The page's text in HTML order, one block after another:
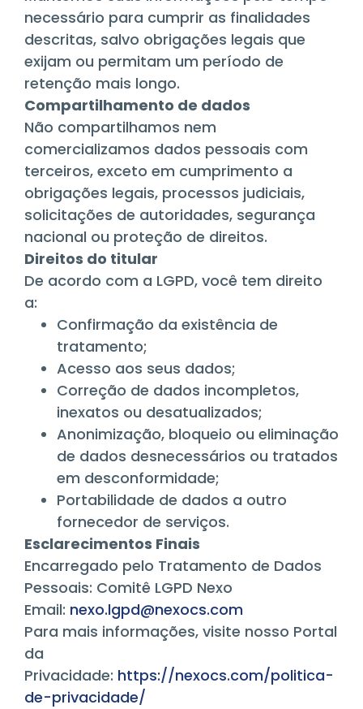
necessário para cumprir as finalidades
descritas, salvo obrigações legais que
exijam ou permitam um período de
retenção mais longo.
Compartilhamento de dados
Não compartilhamos nem
comercializamos dados pessoais com
terceiros, exceto em cumprimento a
obrigações legais, processos judiciais,
solicitações de autoridades, segurança
nacional ou proteção de direitos.
Direitos do titular
De acordo com a LGPD, você tem direito
a:
Confirmação da existência de
tratamento;
Acesso aos seus dados;
Correção de dados incompletos,
inexatos ou desatualizados;
Anonimização, bloqueio ou eliminação
de dados desnecessários ou tratados
em desconformidade;
Portabilidade de dados a outro
fornecedor de serviços.
Esclarecimentos Finais
Encarregado pelo Tratamento de Dados
Pessoais: Comitê LGPD Nexo
Email: nexo.lgpd@nexocs.com
Para mais informações, visite nosso Portal
da
Privacidade: https://nexocs.com/politica-
de-privacidade/